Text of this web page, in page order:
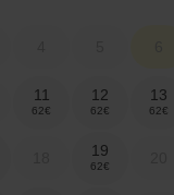
11 12 13
19